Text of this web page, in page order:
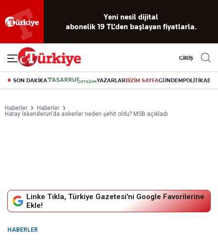
Yeni nesil dijital
abonelik 19 TL’den başlayan fiyatlarla.
GİRİŞ
SON DAKİKA YAZARLARBİZİM SAYFAGÜNDEMPOLİTİKA
Haberler
Haberler
Hatay İskenderun'da askerler neden şehit oldu? MSB açıkladı
Linke Tıkla, Türkiye Gazetesi'ni Google Favorilerine
Ekle!
HABERLER